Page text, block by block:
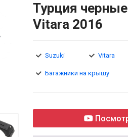
Турция
Vitara 2016
Suzuki Vitara
Багажники на крышу